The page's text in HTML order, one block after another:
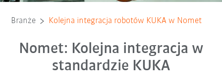
Branże Kolejna integracja robotów KUKA w Nomet
Nomet: Kolejna integracja w
standardzie KUKA